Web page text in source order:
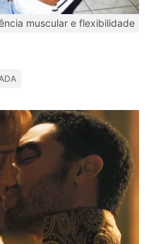
muscular e flexibilidade